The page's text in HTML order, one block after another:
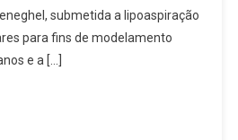
submetida a lipoaspiração
para fins de modelamento
e a […]